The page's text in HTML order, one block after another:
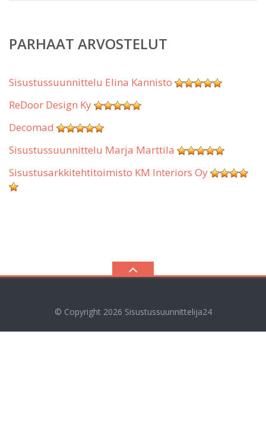
PARHAAT ARVOSTELUT
Sisustussuunnittelu Elina Kannisto
ReDoor Design Ky
Decomad
Sisustussuunnittelu Marja Marttila
Sisustusarkkitehtitoimisto KM Interiors Oy
© Copyright 2026 Sisustussuunnittelija24